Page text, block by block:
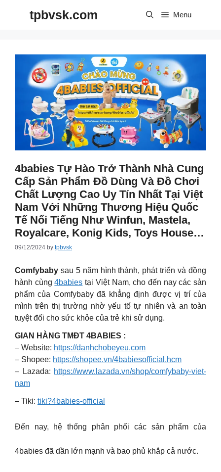
tpbvsk.com Menu
4babies Tự Hào Trở Thành Nhà Cung
Cấp Sản Phẩm Đồ Dùng Và Đồ Chơi
Chất Lượng Cao Uy Tín Nhất Tại Việt
Nam Với Những Thương Hiệu Quốc
Tế Nổi Tiếng Như Winfun, Mastela,
Royalcare, Konig Kids, Toys House…
09/12/2024 by tpbvsk
Comfybaby sau 5 năm hình thành, phát triển và đồng
hành cùng4babies tại Việt Nam, cho đến nay các sản
phẩm của Comfybaby đã khẳng định được vị trí của
mình trên thị trường nhờ yếu tố tự nhiên và an toàn
tuyệt đối cho sức khỏe của trẻ khi sử dụng.
GIAN HÀNG TMĐT 4BABIES :
– Website: https://danhchobeyeu.com
– Shopee: https://shopee.vn/4babiesofficial.hcm
– Lazada: https://www.lazada.vn/shop/comfybaby-viet-
nam
– Tiki: tiki?4babies-official
Đến nay, hệ thống phân phối các sản phẩm của
4babies đã dần lớn mạnh và bao phủ khắp cả nước.